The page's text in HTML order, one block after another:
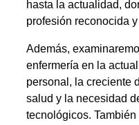
hasta la actualidad,
profesión reconocida
Además,
enfermería en la
personal, la creciente
salud y la necesidad
tecnológicos.